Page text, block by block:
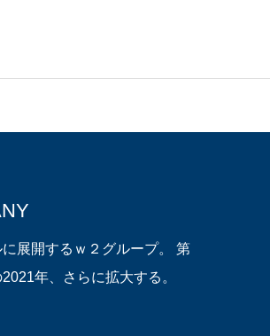
展開するｗ２グループ。 第
年、さらに拡大する。